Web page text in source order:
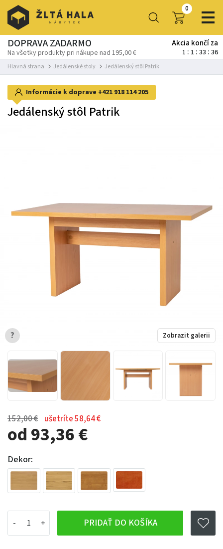
0
DOPRAVA ZADARMO
Na všetky produkty pri nákupe nad 195,00 €
Akcia končí za
1 1 33 33
Hlavná strana Jedálenské stoly Jedálenský stôl Patrik
152,00 € ušetríte 58,64 €
od 93,36 €
Dekor:
PRIDAŤ DO KOŠÍKA
Informácie k doprave +421 918 114 205
Jedálenský stôl Patrik
Zobrazit galerii
?